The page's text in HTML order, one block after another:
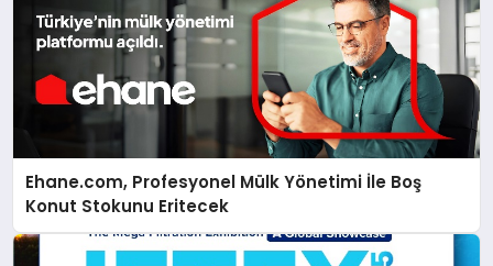
Ehane.com, Profesyonel Mülk Yönetimi İle Boş
Konut Stokunu Eritecek